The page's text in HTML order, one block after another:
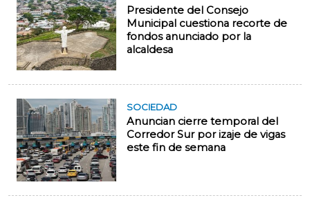
Presidente del Consejo
Municipal cuestiona recorte de
fondos anunciado por la
alcaldesa
SOCIEDAD
Anuncian cierre temporal del
Corredor Sur por izaje de vigas
este fin de semana